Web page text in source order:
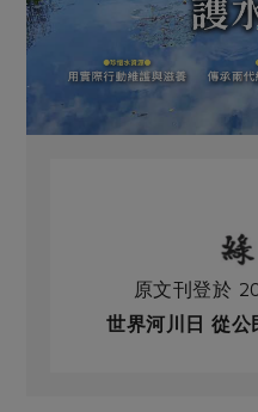
原文刊登於
世界河川日 從公